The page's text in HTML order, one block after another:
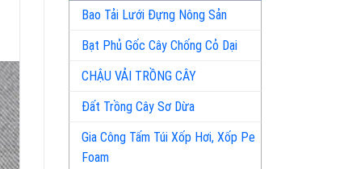
Bao Tải Lưới Đựng Nông Sản
Bạt Phủ Gốc Cây Chống Cỏ Dại
CHẬU VẢI TRỒNG CÂY
Đất Trồng Cây Sơ Dừa
Gia Công Tấm Túi Xốp Hơi, Xốp Pe
Foam